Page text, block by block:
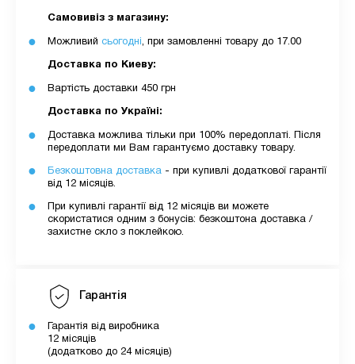
Самовивіз з магазину:
Можливий сьогодні, при замовленні товару до 17.00
Доставка по Киеву:
Вартість доставки 450 грн
Доставка по Україні:
Доставка можлива тільки при 100% передоплаті. Після
передоплати ми Вам гарантуємо доставку товару.
Безкоштовна доставка - при купивлі додаткової гарантії
від 12 місяців.
При купивлі гарантії від 12 місяців ви можете
скористатися одним з бонусів: безкоштона доставка /
захистне скло з поклейкою.
Гарантія
Гарантія від виробника
12 місяців
(додатково до 24 місяців)